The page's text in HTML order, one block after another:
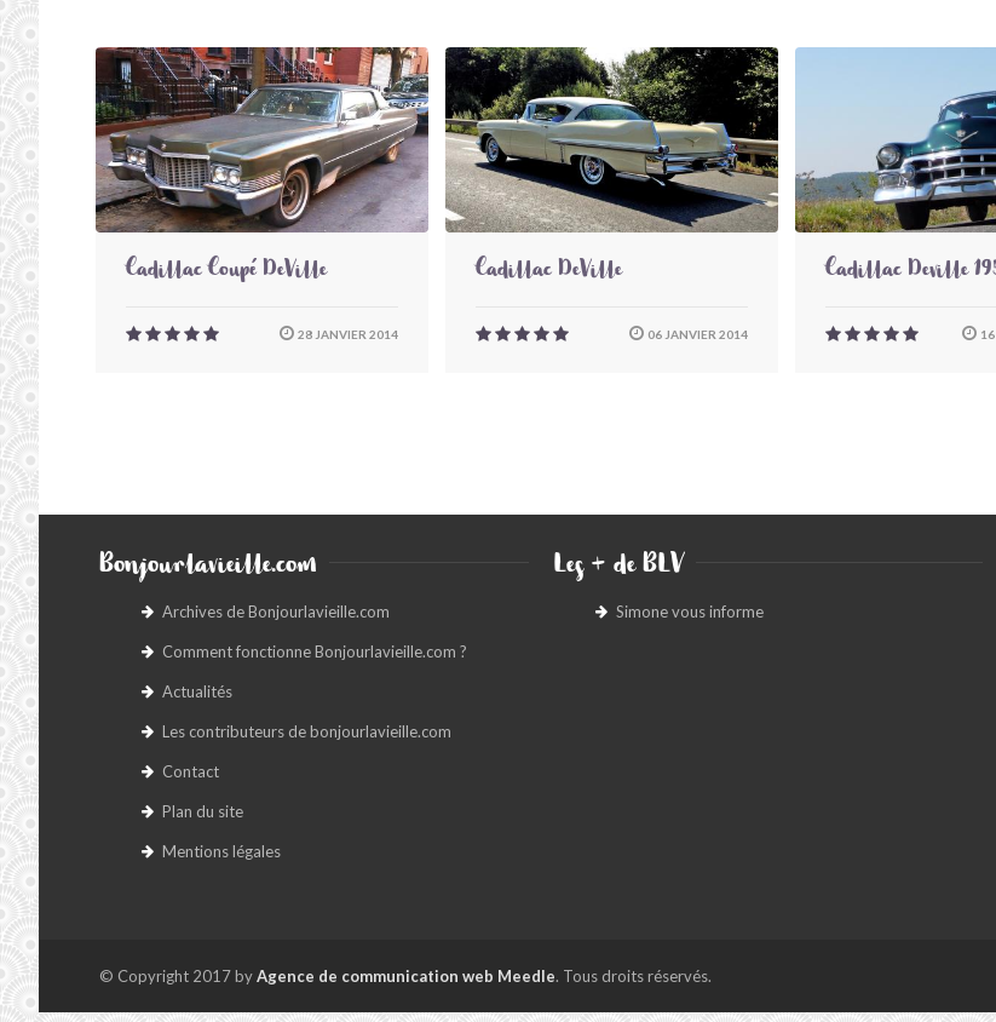
Cadillac Coupé DeVille
28 JANVIER 2014
Cadillac DeVille
06 JANVIER 2014
Cadillac Deville
Bonjourlavieille.com
Archives de Bonjourlavieille.com
Comment fonctionne Bonjourlavieille.com ?
Actualités
Les contributeurs de bonjourlavieille.com
Contact
Plan du site
Mentions légales
Les + de BLV
Simone vous informe
© Copyright 2017 byAgence de communication web Meedle. Tous droits réservés.